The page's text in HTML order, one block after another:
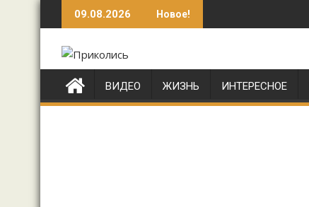
Перейти
к
09.08.2026 Новое!
ВИДЕО ЖИЗНЬ ИНТЕРЕСНОЕ